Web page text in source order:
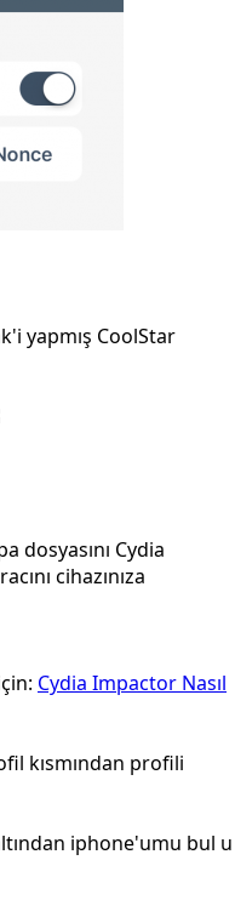
yapmış CoolStar
dosyasını Cydia
cihazınıza
Cydia Impactor Nasıl
kısmından profili
iphone'umu bul u